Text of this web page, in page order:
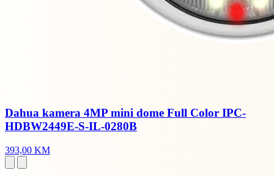
Dahua kamera 4MP mini dome Full Color IPC-
HDBW2449E-S-IL-0280B
393,00 KM